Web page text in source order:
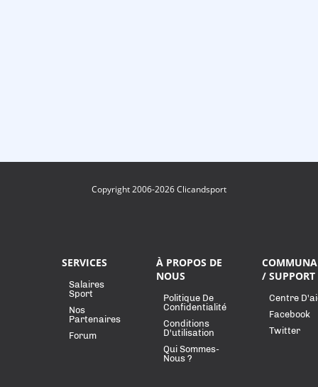
Copyright 2006-2026 Clicandsport
SERVICES
Salaires
Sport
Nos
Partenaires
Forum
À PROPOS DE
NOUS
Politique De
Confidentialité
Conditions
D'utilisation
Qui Sommes-
Nous ?
/ SUPPORT
Centre
Facebook
Twitter